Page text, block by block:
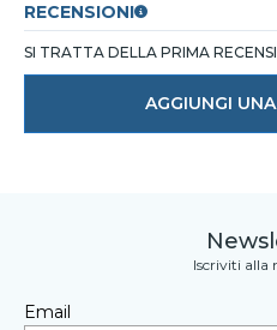
RECENSIONI
SI TRATTA DELLA PRIMA
AGGIUNGI
Iscriviti alla
Email